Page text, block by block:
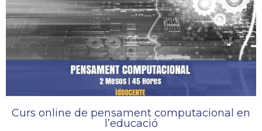
Curs online de pensament computacional en
l’educació